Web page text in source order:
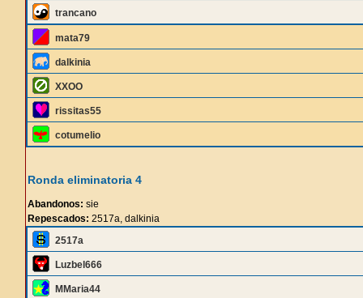
trancano
mata79
dalkinia
XXOO
rissitas55
cotumelio
Ronda eliminatoria 4
Abandonos: sie
Repescados: 2517a, dalkinia
2517a
Luzbel666
MMaria44